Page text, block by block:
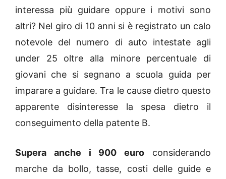
interessa più guidare oppure i motivi sono
altri? Nel giro di 10 anni si è registrato un calo
notevole del numero di auto intestate agli
under 25 oltre alla minore percentuale di
giovani che si segnano a scuola guida per
imparare a guidare. Tra le cause dietro questo
apparente disinteresse la spesa dietro il
conseguimento della patente B.
Supera anche i 900 euro considerando
marche da bollo, tasse, costi delle guide e